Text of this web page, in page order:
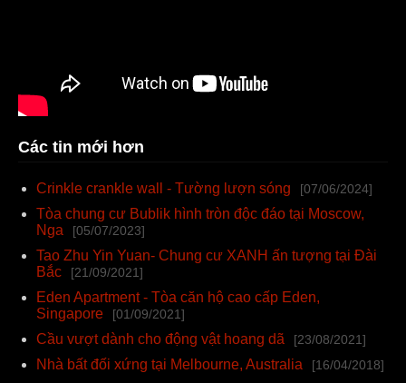
Các tin mới hơn
Crinkle crankle wall - Tường lượn sóng [07/06/2024]
Tòa chung cư Bublik hình tròn độc đáo tại Moscow,
Nga
[05/07/2023]
Tao Zhu Yin Yuan- Chung cư XANH ấn tượng tại Đài
Bắc
[21/09/2021]
Eden Apartment - Tòa căn hộ cao cấp Eden,
Singapore
[01/09/2021]
Cầu vượt dành cho động vật hoang dã [23/08/2021]
Nhà bất đối xứng tại Melbourne, Australia [16/04/2018]